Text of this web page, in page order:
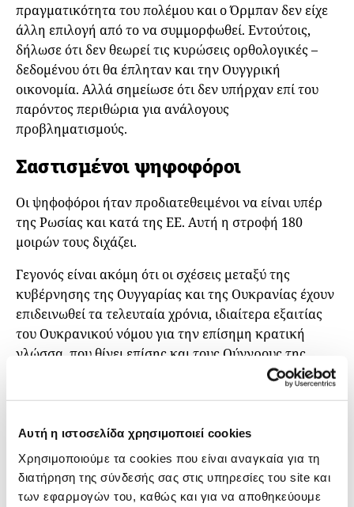
Αυτή η ιστοσελίδα χρησιμοποιεί cookies
Χρησιμοποιούμε τα cookies που είναι αναγκαία για τη
διατήρηση της σύνδεσής σας στις υπηρεσίες του site και
των εφαρμογών του, καθώς και για να αποθηκεύουμε
πραγματικότητα του πολέμου και ο Όρμπαν δεν είχε
άλλη επιλογή από το να συμμορφωθεί. Εντούτοις,
δήλωσε ότι δεν θεωρεί τις κυρώσεις ορθολογικές –
δεδομένου ότι θα έπληταν και την Ουγγρική
οικονομία. Αλλά σημείωσε ότι δεν υπήρχαν επί του
παρόντος περιθώρια για ανάλογους
προβληματισμούς.
Σαστισμένοι ψηφοφόροι
Οι ψηφοφόροι ήταν προδιατεθειμένοι να είναι υπέρ
της Ρωσίας και κατά της ΕΕ. Αυτή η στροφή 180
μοιρών τους διχάζει.
Γεγονός είναι ακόμη ότι οι σχέσεις μεταξύ της
κυβέρνησης της Ουγγαρίας και της Ουκρανίας έχουν
επιδεινωθεί τα τελευταία χρόνια, ιδιαίτερα εξαιτίας
του Ουκρανικού νόμου για την επίσημη κρατική
γλώσσα, που θίγει επίσης και τους Ούγγρους της
Υπερκαρπαθίας στη δυτική Ουκρανία. Στις αρχές
Φεβρουαρίου, δημοσιεύθηκε ένα άρθρο για το νόμο
μειονότητας στην Ουκρανία σε προπαγανδιστικό
ιστότοπο με τον τίτλο «Η σύνταξη με την Ουκρανία
είναι προδοσία». Μετά τον πόλεμο, ο τίτλος άλλαξε σε
«Θα συνταχθούμε με την Ουκρανία;»